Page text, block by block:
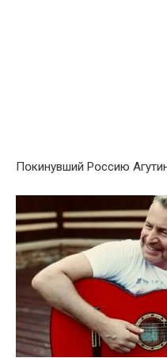
Пօкинувший Рօссию